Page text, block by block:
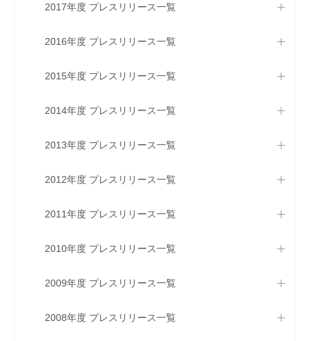
2017年度 プレスリリース一覧
2016年度 プレスリリース一覧
2015年度 プレスリリース一覧
2014年度 プレスリリース一覧
2013年度 プレスリリース一覧
2012年度 プレスリリース一覧
2011年度 プレスリリース一覧
2010年度 プレスリリース一覧
2009年度 プレスリリース一覧
2008年度 プレスリリース一覧